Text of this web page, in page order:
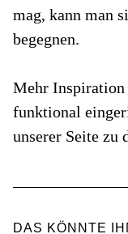
mag, kann man
begegnen.
Mehr Inspiration
funktional
unserer Seite zu
DAS KÖNNTE